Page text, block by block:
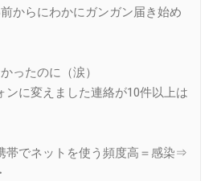
からにわかにガンガン届き始め
ったのに（涙）
ンに変えました連絡が10件以上は
帯でネットを使う頻度高＝感染⇒